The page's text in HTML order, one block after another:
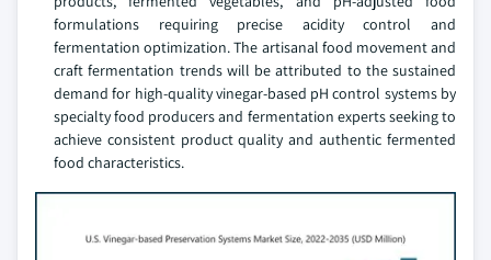
formulations requiring precise acidity control and
fermentation optimization. The artisanal food movement and
craft fermentation trends will be attributed to the sustained
demand for high-quality vinegar-based pH control systems by
specialty food producers and fermentation experts seeking to
achieve consistent product quality and authentic fermented
food characteristics.